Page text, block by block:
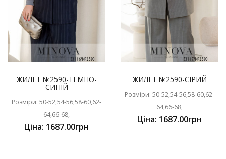
ЖИЛЕТ №2590-ТЕМНО-
СИНІЙ
Розміри: 50-52,54-56,58-60,62-
64,66-68,
Ціна: 1687.00грн
ЖИЛЕТ №2590-СІРИЙ
Розміри: 50-52,54-56,58-60,62-
64,66-68,
Ціна: 1687.00грн